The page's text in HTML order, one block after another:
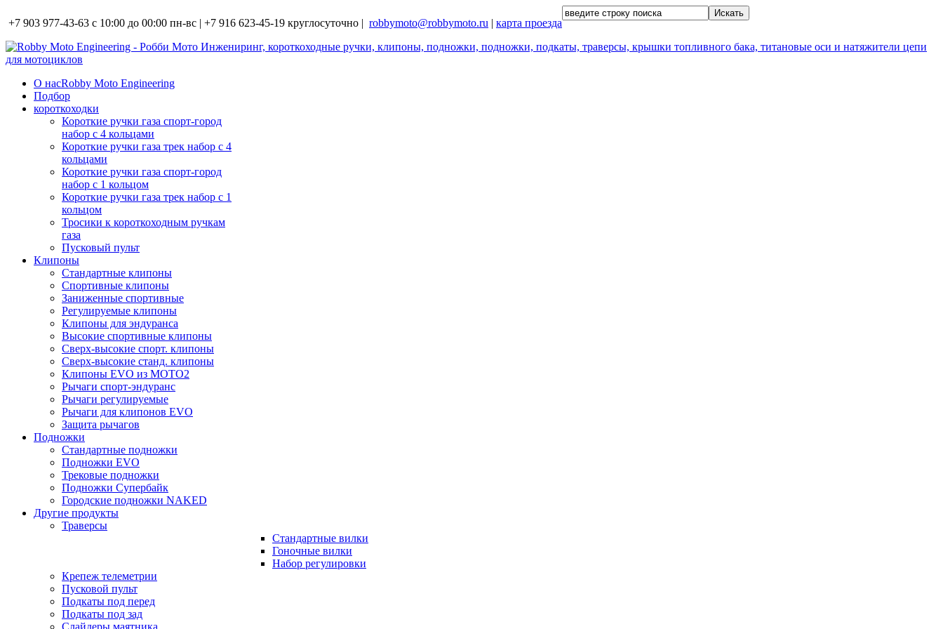
+7 903 977-43-63 с 10:00 до 00:00 пн-вс | +7 916 623-45-19 круглосуточно | robbymoto@robbymoto.ru | карта проезда
О насRobby Moto Engineering
Подбор
короткоходки
Короткие ручки газа спорт-город
набор с 4 кольцами
Короткие ручки газа трек набор с 4
кольцами
Короткие ручки газа спорт-город
набор с 1 кольцом
Короткие ручки газа трек набор с 1
кольцом
Тросики к короткоходным ручкам
газа
Пусковый пульт
Клипоны
Стандартные клипоны
Спортивные клипоны
Заниженные спортивные
Регулируемые клипоны
Клипоны для эндуранса
Высокие спортивные клипоны
Сверх-высокие спорт. клипоны
Сверх-высокие станд. клипоны
Клипоны EVO из MOTO2
Рычаги спорт-эндуранс
Рычаги регулируемые
Рычаги для клипонов EVO
Защита рычагов
Подножки
Стандартные подножки
Подножки EVO
Трековые подножки
Подножки Супербайк
Городские подножки NAKED
Другие продукты
Траверсы
Стандартные вилки
Гоночные вилки
Набор регулировки
Крепеж телеметрии
Пусковой пульт
Подкаты под перед
Подкаты под зад
Слайдеры маятника